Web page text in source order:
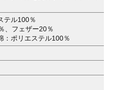
テル100％
、フェザー20％
：ポリエステル100％